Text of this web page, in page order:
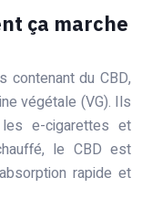
ça marche
contenant du CBD,
végétale (VG). Ils
e-cigarettes et
le CBD est
rapide et